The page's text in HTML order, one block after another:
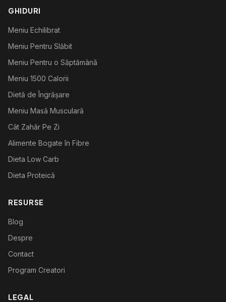
GHIDURI
Meniu Echilibrat
Meniu Pentru Slăbit
Meniu Pentru o Săptămână
Meniu 1500 Calorii
Dietă de Îngrășare
Meniu Masă Musculară
Cât Zahăr Pe Zi
Alimente Bogate în Fibre
Dieta Low Carb
Dieta Proteică
RESURSE
Blog
Despre
Contact
Program Creatori
LEGAL